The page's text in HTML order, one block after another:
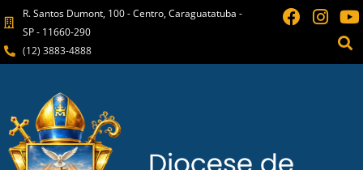
R. Santos Dumont, 100 - Centro, Caraguatatuba -
SP - 11660-290
(12) 3883-4888